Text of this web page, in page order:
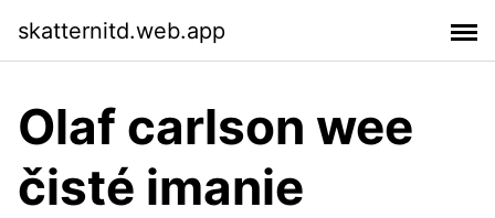
skatternitd.web.app
Olaf carlson wee
čisté imanie